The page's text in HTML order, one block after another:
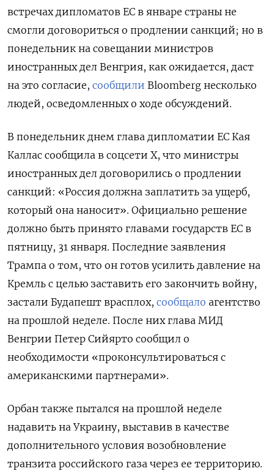
встречах дипломатов ЕС в январе страны не
смогли договориться о продлении санкций; но в
понедельник на совещании министров
иностранных дел Венгрия, как ожидается, даст
на это согласие, сообщили Bloomberg несколько
людей, осведомленных о ходе обсуждений.
В понедельник днем глава дипломатии ЕС Кая
Каллас сообщила в соцсети Х, что министры
иностранных дел договорились о продлении
санкций: «Россия должна заплатить за ущерб,
который она наносит». Официально решение
должно быть принято главами государств ЕС в
пятницу, 31 января. Последние заявления
Трампа о том, что он готов усилить давление на
Кремль с целью заставить его закончить войну,
застали Будапешт врасплох, сообщало агентство
на прошлой неделе. После них глава МИД
Венгрии Петер Сийярто сообщил о
необходимости «проконсультироваться с
американскими партнерами».
Орбан также пытался на прошлой неделе
надавить на Украину, выставив в качестве
дополнительного условия возобновление
транзита российского газа через ее территорию.